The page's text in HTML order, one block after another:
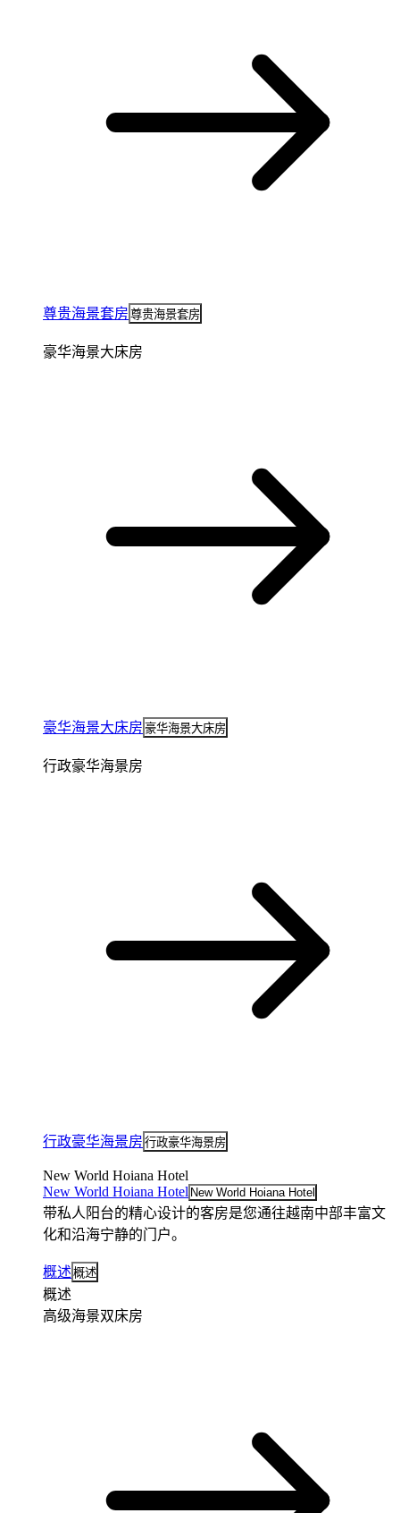
尊贵海景套房 尊贵海景套房
豪华海景大床房
豪华海景大床房 豪华海景大床房
行政豪华海景房
行政豪华海景房 行政豪华海景房
New World Hoiana Hotel
New World Hoiana Hotel New World Hoiana Hotel
带私人阳台的精心设计的客房是您通往越南中部丰富文
化和沿海宁静的门户。
概述 概述
概述
高级海景双床房